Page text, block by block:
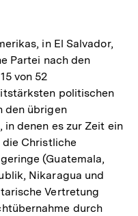
in El Salvador,
Partei nach den
von 52
politischen
den übrigen
denen es zur Zeit ein
Christliche
(Guatemala,
Nikaragua und
Vertretung
durch